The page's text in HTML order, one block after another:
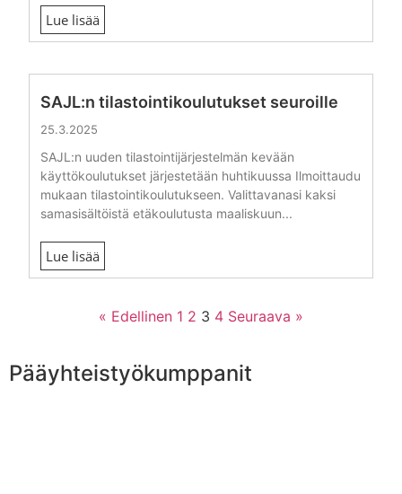
Lue lisää
SAJL:n tilastointikoulutukset seuroille
25.3.2025
SAJL:n uuden tilastointijärjestelmän kevään
käyttökoulutukset järjestetään huhtikuussa Ilmoittaudu
mukaan tilastointikoulutukseen. Valittavanasi kaksi
samasisältöistä etäkoulutusta maaliskuun...
Lue lisää
« Edellinen 1 2 3 4 Seuraava »
Pääyhteistyökumppanit